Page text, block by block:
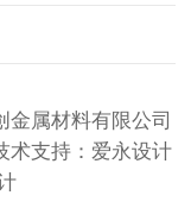
金属材料有限公司
支持： 爱永设计